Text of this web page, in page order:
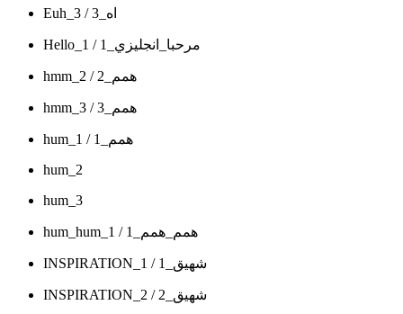
Euh_3 / اه_3
Hello_1 / مرحبا_انجليزي_1
hmm_2 / همم_2
hmm_3 / همم_3
hum_1 / همم_1
hum_2
hum_3
hum_hum_1 / همم_همم_1
INSPIRATION_1 / شهيق_1
INSPIRATION_2 / شهيق_2